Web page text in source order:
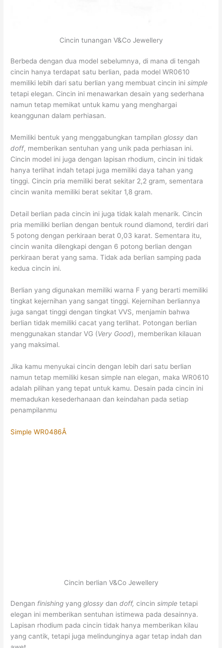
Cincin tunangan V&Co Jewellery
Berbeda dengan dua model sebelumnya, di mana di tengah
cincin hanya terdapat satu berlian, pada model WR0610
memiliki lebih dari satu berlian yang membuat cincin inisimple
tetapi elegan. Cincin ini menawarkan desain yang sederhana
namun tetap memikat untuk kamu yang menghargai
keanggunan dalam perhiasan.
Memiliki bentuk yang menggabungkan tampilanglossy dan
doff, memberikan sentuhan yang unik pada perhiasan ini.
Cincin model ini juga dengan lapisan rhodium, cincin ini tidak
hanya terlihat indah tetapi juga memiliki daya tahan yang
tinggi. Cincin pria memiliki berat sekitar 2,2 gram, sementara
cincin wanita memiliki berat sekitar 1,8 gram.
Detail berlian pada cincin ini juga tidak kalah menarik. Cincin
pria memiliki berlian dengan bentuk round diamond, terdiri dari
5 potong dengan perkiraan berat 0,03 karat. Sementara itu,
cincin wanita dilengkapi dengan 6 potong berlian dengan
perkiraan berat yang sama. Tidak ada berlian samping pada
kedua cincin ini.
Berlian yang digunakan memiliki warna F yang berarti memiliki
tingkat kejernihan yang sangat tinggi. Kejernihan berliannya
juga sangat tinggi dengan tingkat VVS, menjamin bahwa
berlian tidak memiliki cacat yang terlihat. Potongan berlian
menggunakan standar VG (Very Good), memberikan kilauan
yang maksimal.
Jika kamu menyukai cincin dengan lebih dari satu berlian
namun tetap memiliki kesan simple nan elegan, maka WR0610
adalah pilihan yang tepat untuk kamu. Desain pada cincin ini
memadukan kesederhanaan dan keindahan pada setiap
penampilanmu
Simple WR0486Â
Cincin berlian V&Co Jewellery
Dengan finishing yangglossydandoff,cincinsimpletetapi
elegan ini memberikan sentuhan istimewa pada desainnya.
Lapisan rhodium pada cincin tidak hanya memberikan kilau
yang cantik, tetapi juga melindunginya agar tetap indah dan